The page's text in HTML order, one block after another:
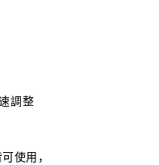
調整
使用，